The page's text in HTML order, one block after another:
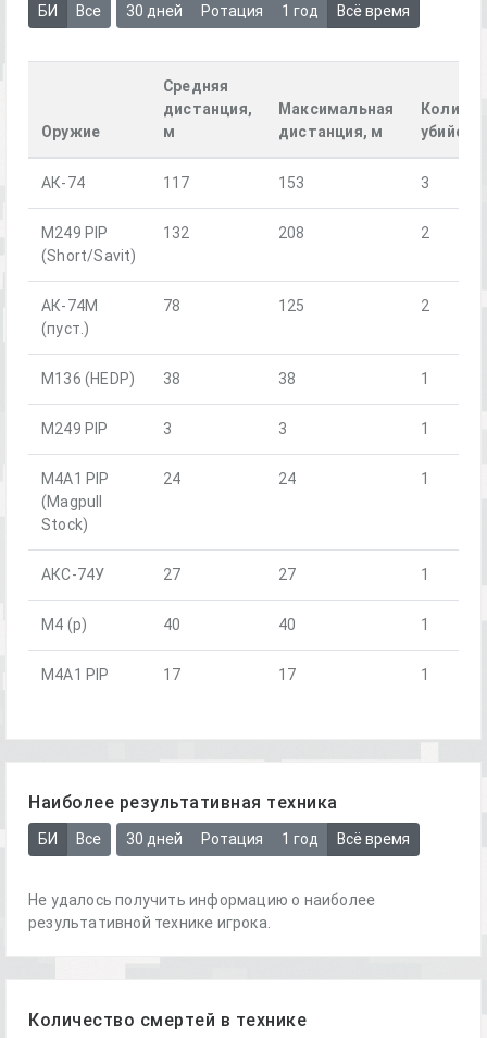
БИ Все 30 дней Ротация 1 год Всё время
Оружие
Средняя
дистанция,
м
Максимальная
дистанция, м
убийств
АК-74 117 153 3
M249 PIP
(Short/Savit)
132 208 2
АК-74М
(пуст.)
78 125 2
M136 (HEDP) 38 38 1
M249 PIP 3 3 1
M4A1 PIP
(Magpull
Stock)
24 24 1
АКС-74У 27 27 1
М4 (р) 40 40 1
М4А1 PIP 17 17 1
Наиболее результативная техника
БИ Все 30 дней Ротация 1 год Всё время
Не удалось получить информацию о наиболее
результативной технике игрока.
Количество смертей в технике